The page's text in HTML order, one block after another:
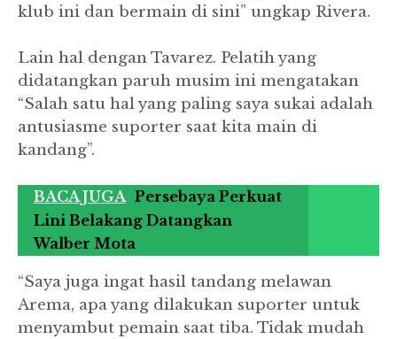
klub ini dan bermain di sini” ungkap Rivera.
Lain hal dengan Tavarez. Pelatih yang
didatangkan paruh musim ini mengatakan
“Salah satu hal yang paling saya sukai adalah
antusiasme suporter saat kita main di
kandang”.
BACA JUGA Persebaya Perkuat
Lini Belakang Datangkan
Walber Mota
“Saya juga ingat hasil tandang melawan
Arema, apa yang dilakukan suporter untuk
menyambut pemain saat tiba. Tidak mudah